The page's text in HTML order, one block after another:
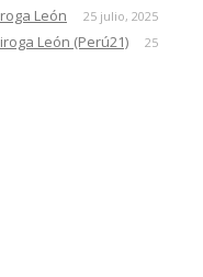
León 25 julio, 2025
León (Perú21)
25